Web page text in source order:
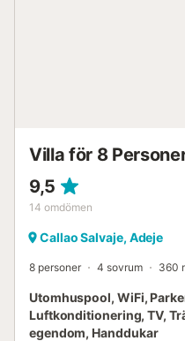
Villa för 8
9,5
14 omdömen
Callao Salvaje, Adeje
8 personer 4 sovrum 360
Utomhuspool, WiFi,
Luftkonditionering, TV,
egendom, Handdukar